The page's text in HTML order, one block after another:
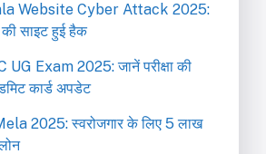
Website Cyber Attack 2025:
की साइट हुई हैक
UG Exam 2025: जानें परीक्षा की
कार्ड अपडेट
2025: स्वरोजगार के लिए 5 लाख